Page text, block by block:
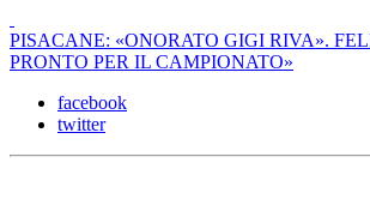
PISACANE: «ONORATO GIGI RIVA».
PRONTO PER IL CAMPIONATO»
facebook
twitter